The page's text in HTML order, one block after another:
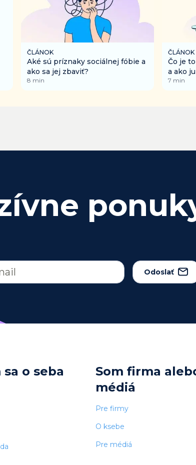
ČLÁNOK
Aké sú príznaky sociálnej fóbie a
ako sa jej zbaviť?
8 min
ČLÁNOK
Čo je
a ako
7 min
Odoslať
o seba
Som firma
médiá
Pre firmy
O ksebe
Pre médiá